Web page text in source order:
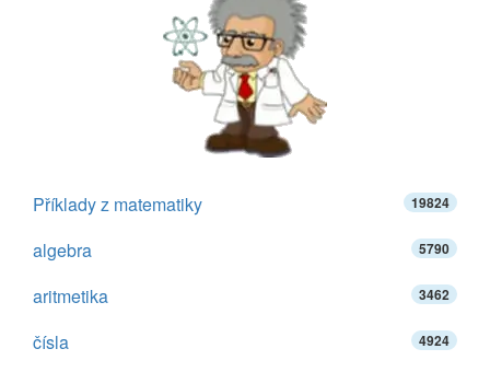
Příklady z matematiky 19824
algebra 5790
aritmetika 3462
čísla 4924